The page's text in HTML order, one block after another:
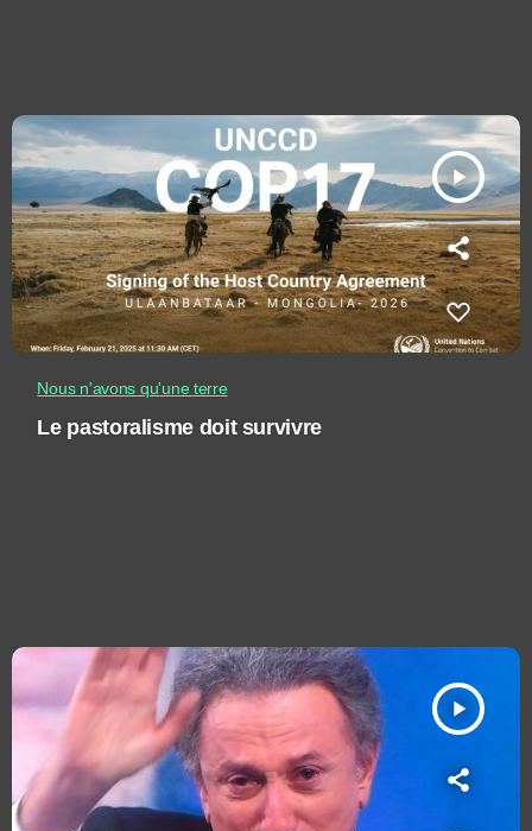
play_arrow
Nous n'avons qu'une terre
Le pastoralisme doit survivre
play_arrow